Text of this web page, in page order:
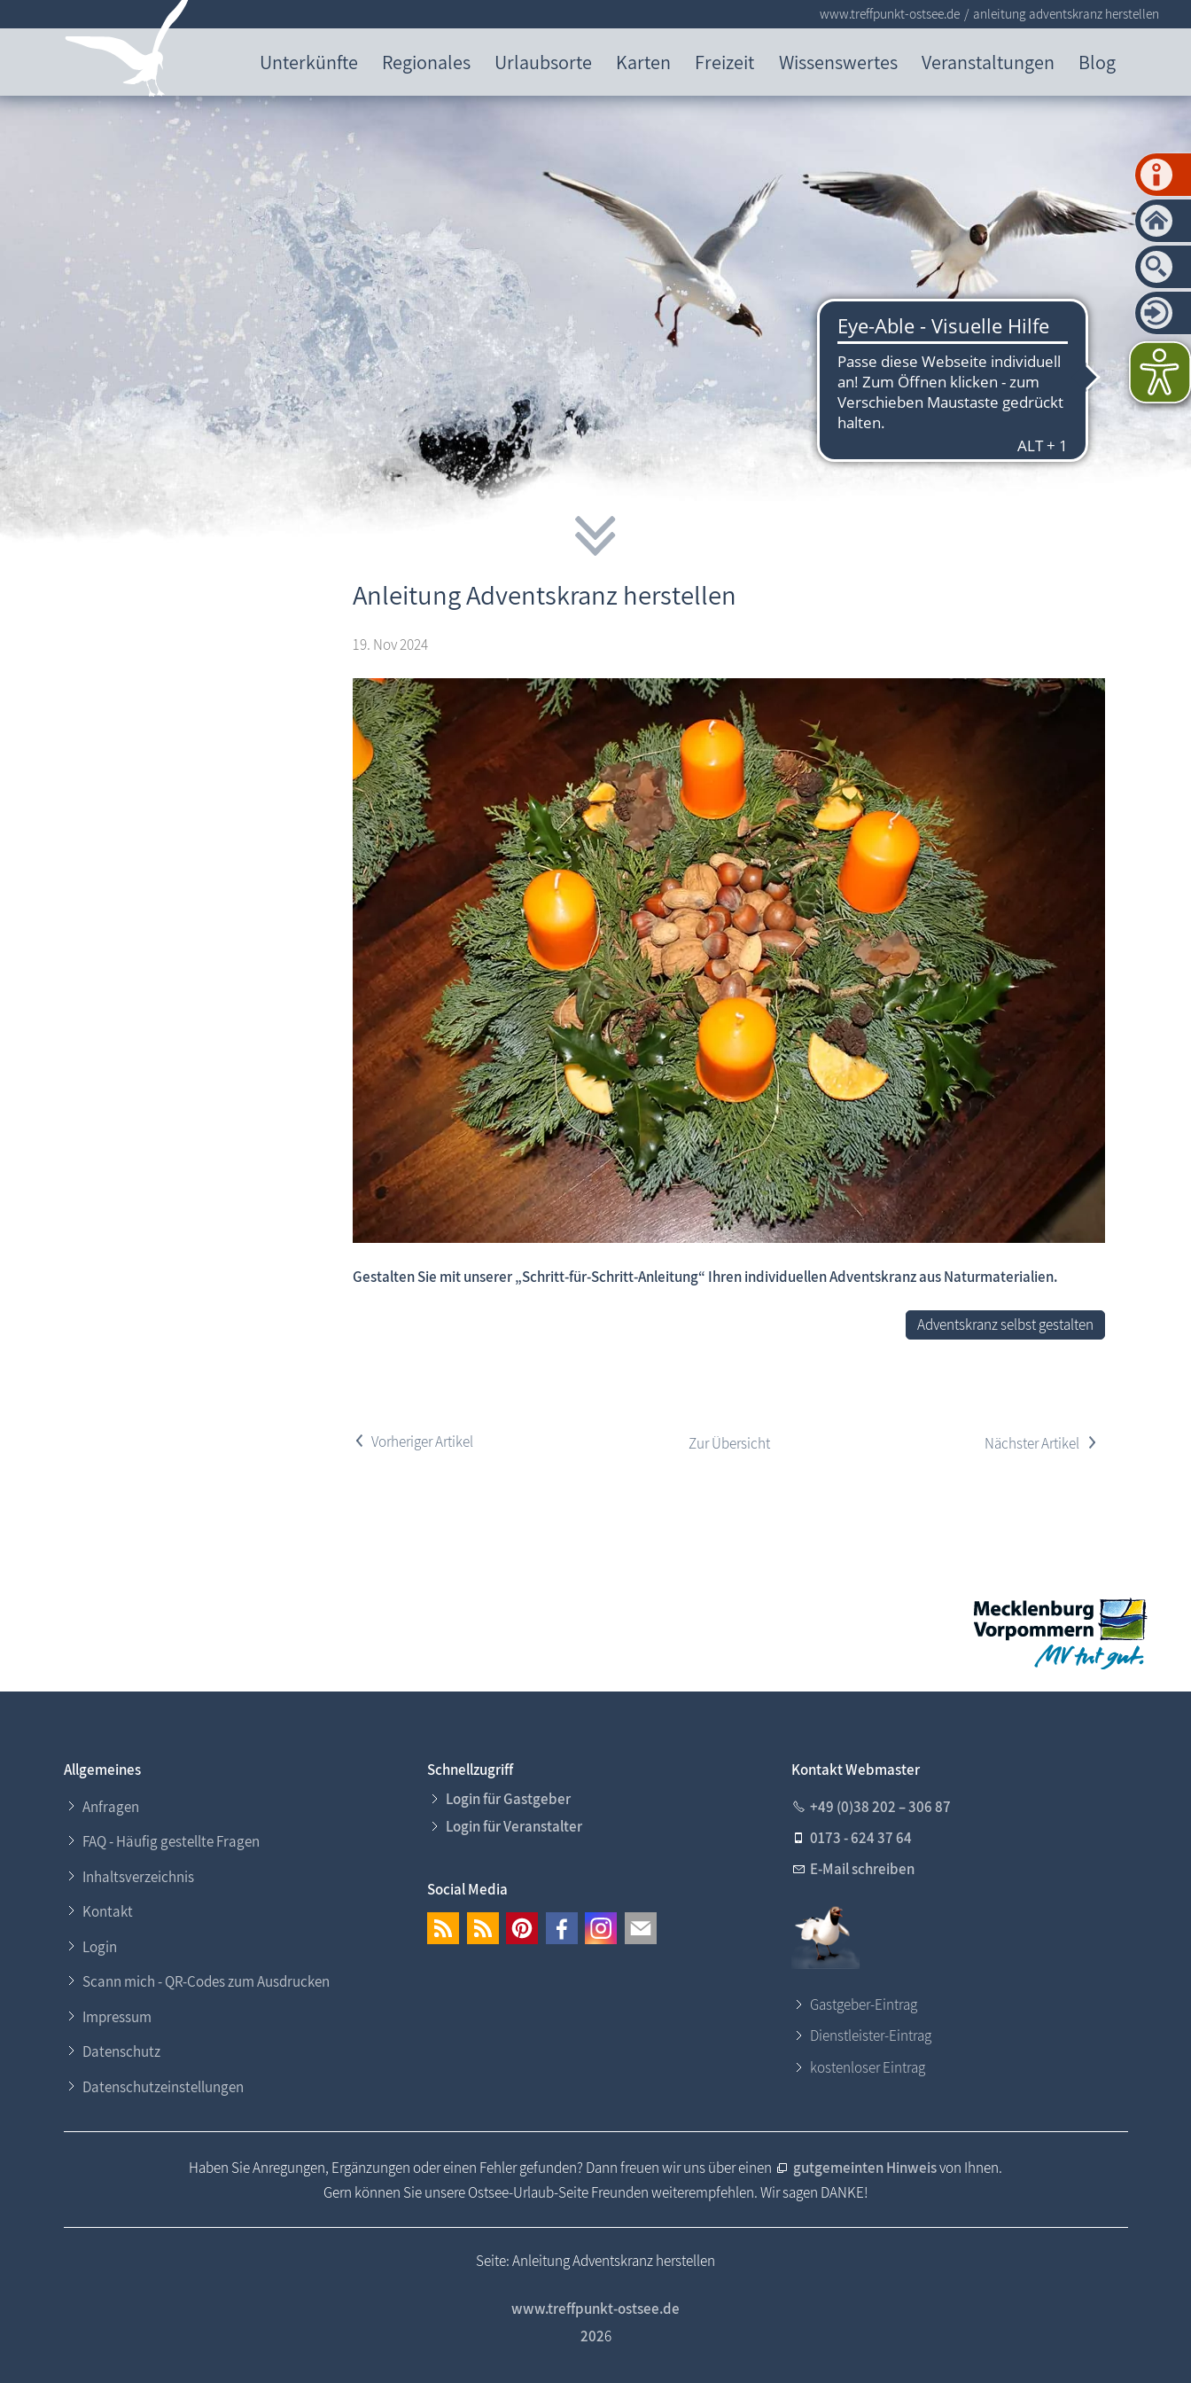
Unterkünfte Regionales Urlaubsorte Karten Freizeit Wissenswertes Veranstaltungen Blog
Fischland-Darß-Zingst.net: neu eingestellte Unterkünfte, neue Beiträge, neue Bilderserien von traditionellen Festen
www.treffpunkt-ostsee.de anleitung adventskranz herstellen
Anleitung Adventskranz herstellen
19. Nov 2024
Gestalten Sie mit unserer „Schritt-für-Schritt-Anleitung“ Ihren individuellen Adventskranz aus Naturmaterialien.
Adventskranz selbst gestalten
< Zur Übersicht >
Allgemeines
Anfragen
FAQ - Häufig gestellte Fragen
Inhaltsverzeichnis
Kontakt
Login
Scann mich - QR-Codes zum Ausdrucken
Impressum
Datenschutz
Datenschutzeinstellungen
Schnellzugriff
Login für Gastgeber
Login für Veranstalter
Social Media
Kontakt Webmaster
+49 (0)38 202 – 306 87
0173 - 624 37 64
E-Mail schreiben
Gastgeber-Eintrag
Dienstleister-Eintrag
kostenloser Eintrag
Haben Sie Anregungen, Ergänzungen oder einen Fehler gefunden? Dann freuen wir uns über einen gutgemeinten Hinweisvon Ihnen.
Gern können Sie unsere Ostsee-Urlaub-Seite Freunden weiterempfehlen. Wir sagen DANKE!
Seite: Anleitung Adventskranz herstellen
www.treffpunkt-ostsee.de
2026